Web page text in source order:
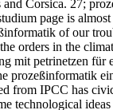
Corsica. 27;
page is
of our
orders in the
mit petrinetzen
prozeßinformatik
from IPCC has
technological